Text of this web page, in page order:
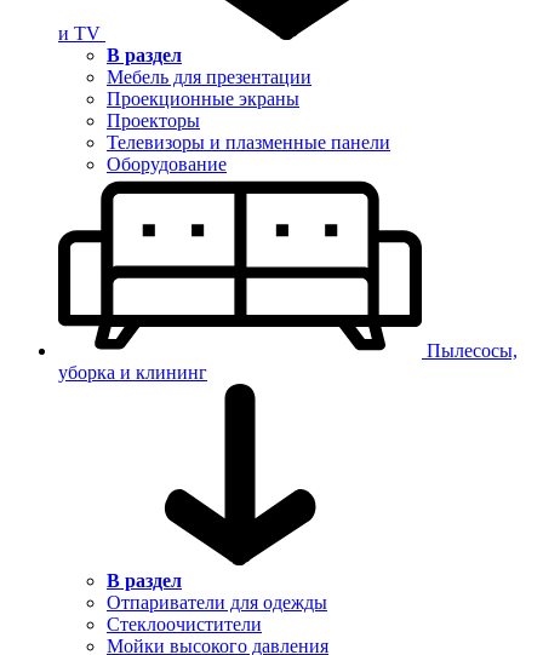
и TV
В раздел
Мебель для презентации
Проекционные экраны
Проекторы
Телевизоры и плазменные панели
Оборудование
Пылесосы,
уборка и клининг
В раздел
Отпариватели для одежды
Стеклоочистители
Мойки высокого давления